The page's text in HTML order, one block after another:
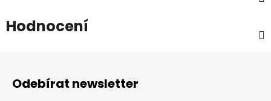
Hodnocení
Odebírat newsletter